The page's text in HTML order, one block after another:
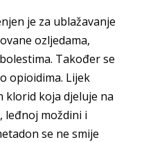
je za ublažavanje
ozljedama,
Također se
opioidima. Lijek
klorid koja djeluje na
moždini i
se ne smije